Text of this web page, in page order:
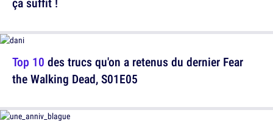
Top 10 des trucs qu'on a retenus du dernier Fear
the Walking Dead, S01E05